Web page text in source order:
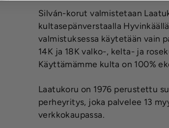
Silván-korut valmistetaan
kultasepänverstaalla
valmistuksessa käytetään vain
14K ja 18K valko-, kelta- ja
Käyttämämme kulta on 100%
Laatukoru on 1976 perustettu
perheyritys, joka palvelee 13
verkkokaupassa.